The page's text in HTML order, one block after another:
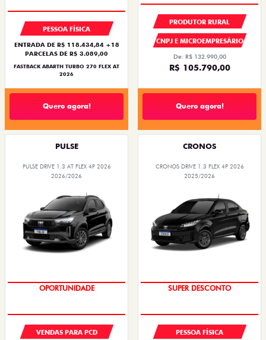
PESSOA FÍSICA
ENTRADA DE R$ 118.434,84 +18
PARCELAS DE R$ 3.089,00
FASTBACK ABARTH TURBO 270 FLEX AT
2026
Quero agora!
PRODUTOR RURAL
CNPJ E MICROEMPRESÁRIO
De: R$ 132.990,00
R$ 105.790,00
Quero agora!
PULSE
PULSE DRIVE 1.3 AT FLEX 4P 2026
2026/2026
OPORTUNIDADE
VENDAS PARA PCD
CRONOS
CRONOS DRIVE 1.3 FLEX 4P 2026
2025/2026
SUPER DESCONTO
PESSOA FÍSICA